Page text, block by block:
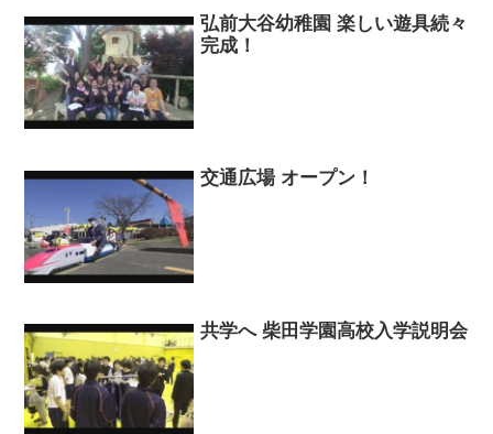
弘前大谷幼稚園 楽しい遊具続々
完成！
交通広場 オープン！
共学へ 柴田学園高校入学説明会